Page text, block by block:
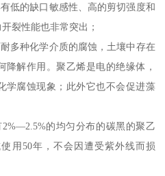
低的缺口敏感性、高的剪切强度和
裂性能也非常突出；
多种化学介质的腐蚀，土壤中存在
降解作用。聚乙烯是电的绝缘体，
学腐蚀现象；此外它也不会促进藻
的均匀分布的碳黑的聚乙
用50年，不会因遭受紫外线而损